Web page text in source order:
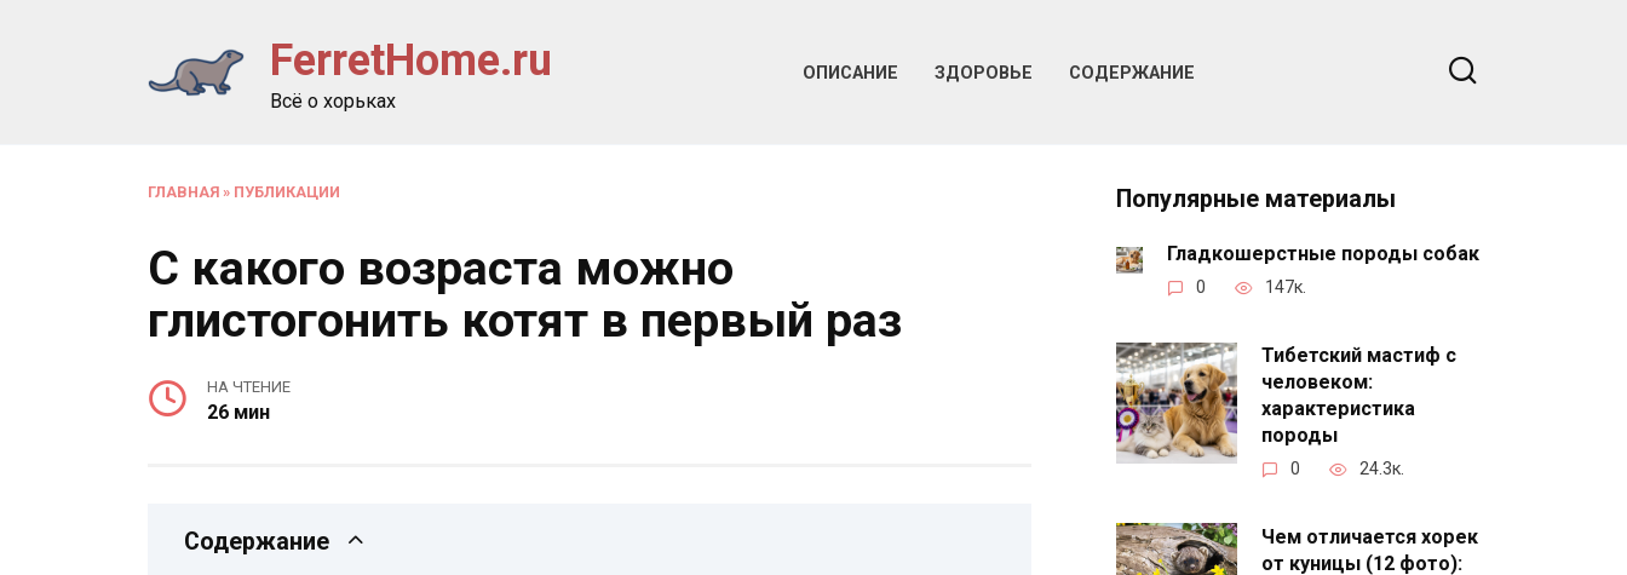
FerretHome.ru
Всё о хорьках
ОПИСАНИЕ ЗДОРОВЬЕ СОДЕРЖАНИЕ
ГЛАВНАЯ » ПУБЛИКАЦИИ
С какого возраста можно
глистогонить котят в первый раз
НА ЧТЕНИЕ
26 мин
Содержание
Популярные материалы
Гладкошерстные породы собак
0 147к.
Тибетский мастиф с
человеком:
характеристика
породы
0 24.3к.
Чем отличается хорек
от куницы (12 фото):